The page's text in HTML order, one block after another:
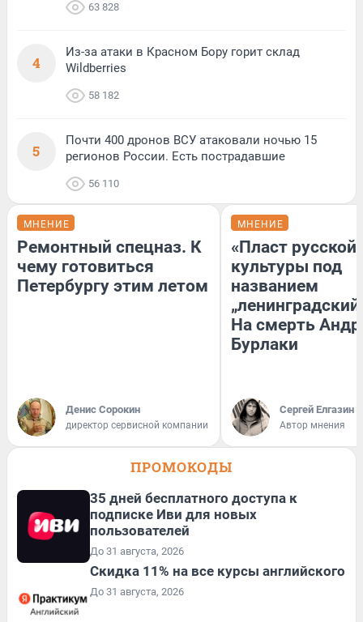
63 828
4
Из-за атаки в Красном Бору горит склад
Wildberries
58 182
5
Почти 400 дронов ВСУ атаковали ночью 15
регионов России. Есть пострадавшие
56 110
МНЕНИЕ
Ремонтный спецназ. К
чему готовиться
Петербургу этим летом
Денис Сорокин
директор сервисной компании
МНЕНИЕ
«Пласт русской
культуры под
названием
На смерть
Бурлаки
Сергей Елгазин
Автор мнения
ПРОМОКОДЫ
35 дней бесплатного доступа к
подписке Иви для новых
пользователей
До 31 августа, 2026
Скидка 11% на все курсы английского
До 31 августа, 2026